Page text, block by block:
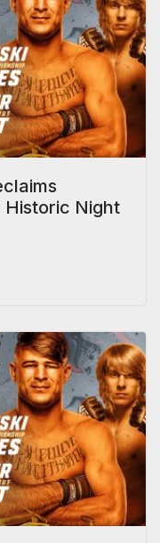
Historic Night